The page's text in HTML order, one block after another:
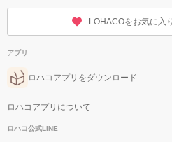
LOHACOをお気に入
アプリ
ロハコアプリをダウンロード
ロハコアプリについて
ロハコ公式LINE